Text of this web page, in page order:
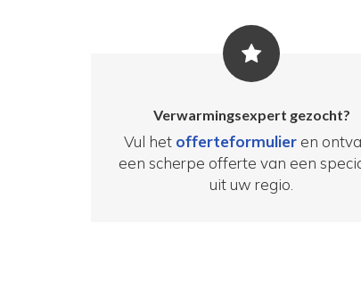
Verwarmingsexpert gezocht?
Vul het offerteformulieren
een scherpe offerte van een
uit uw regio.